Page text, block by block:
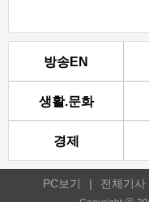
방송EN
생활.문화
경제
PC보기 | 전체기사